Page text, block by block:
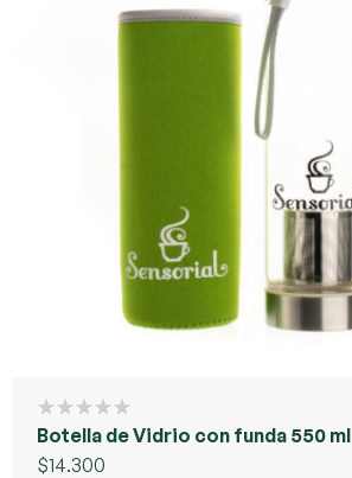
Botella de Vidrio con funda 550 ml
$14.300